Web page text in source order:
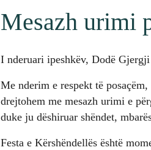
Mesazh urimi
I nderuari ipeshkëv, Dodë Gjergji
Me nderim e respekt të
drejtohem me mesazh urimi e
duke ju dëshiruar shëndet,
Festa e Kërshëndellës është